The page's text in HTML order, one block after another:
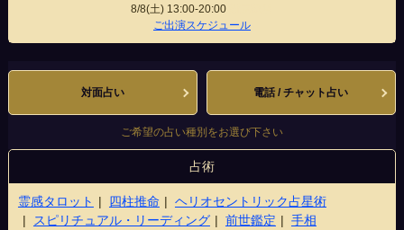
8/8(土) 13:00-20:00
ご出演スケジュール
対面占い 電話 / チャット占い
ご希望の占い種別をお選び下さい
占術
霊感タロット 四柱推命
ヘリオセントリック占星術
スピリチュアル・リーディング
前世鑑定 手相